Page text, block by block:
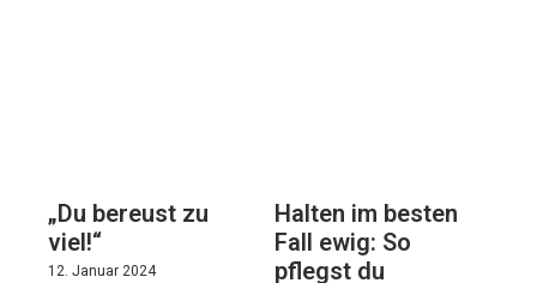
„Du bereust zu
viel!“
12. Januar 2024
Halten im besten
Fall ewig: So
pflegst du